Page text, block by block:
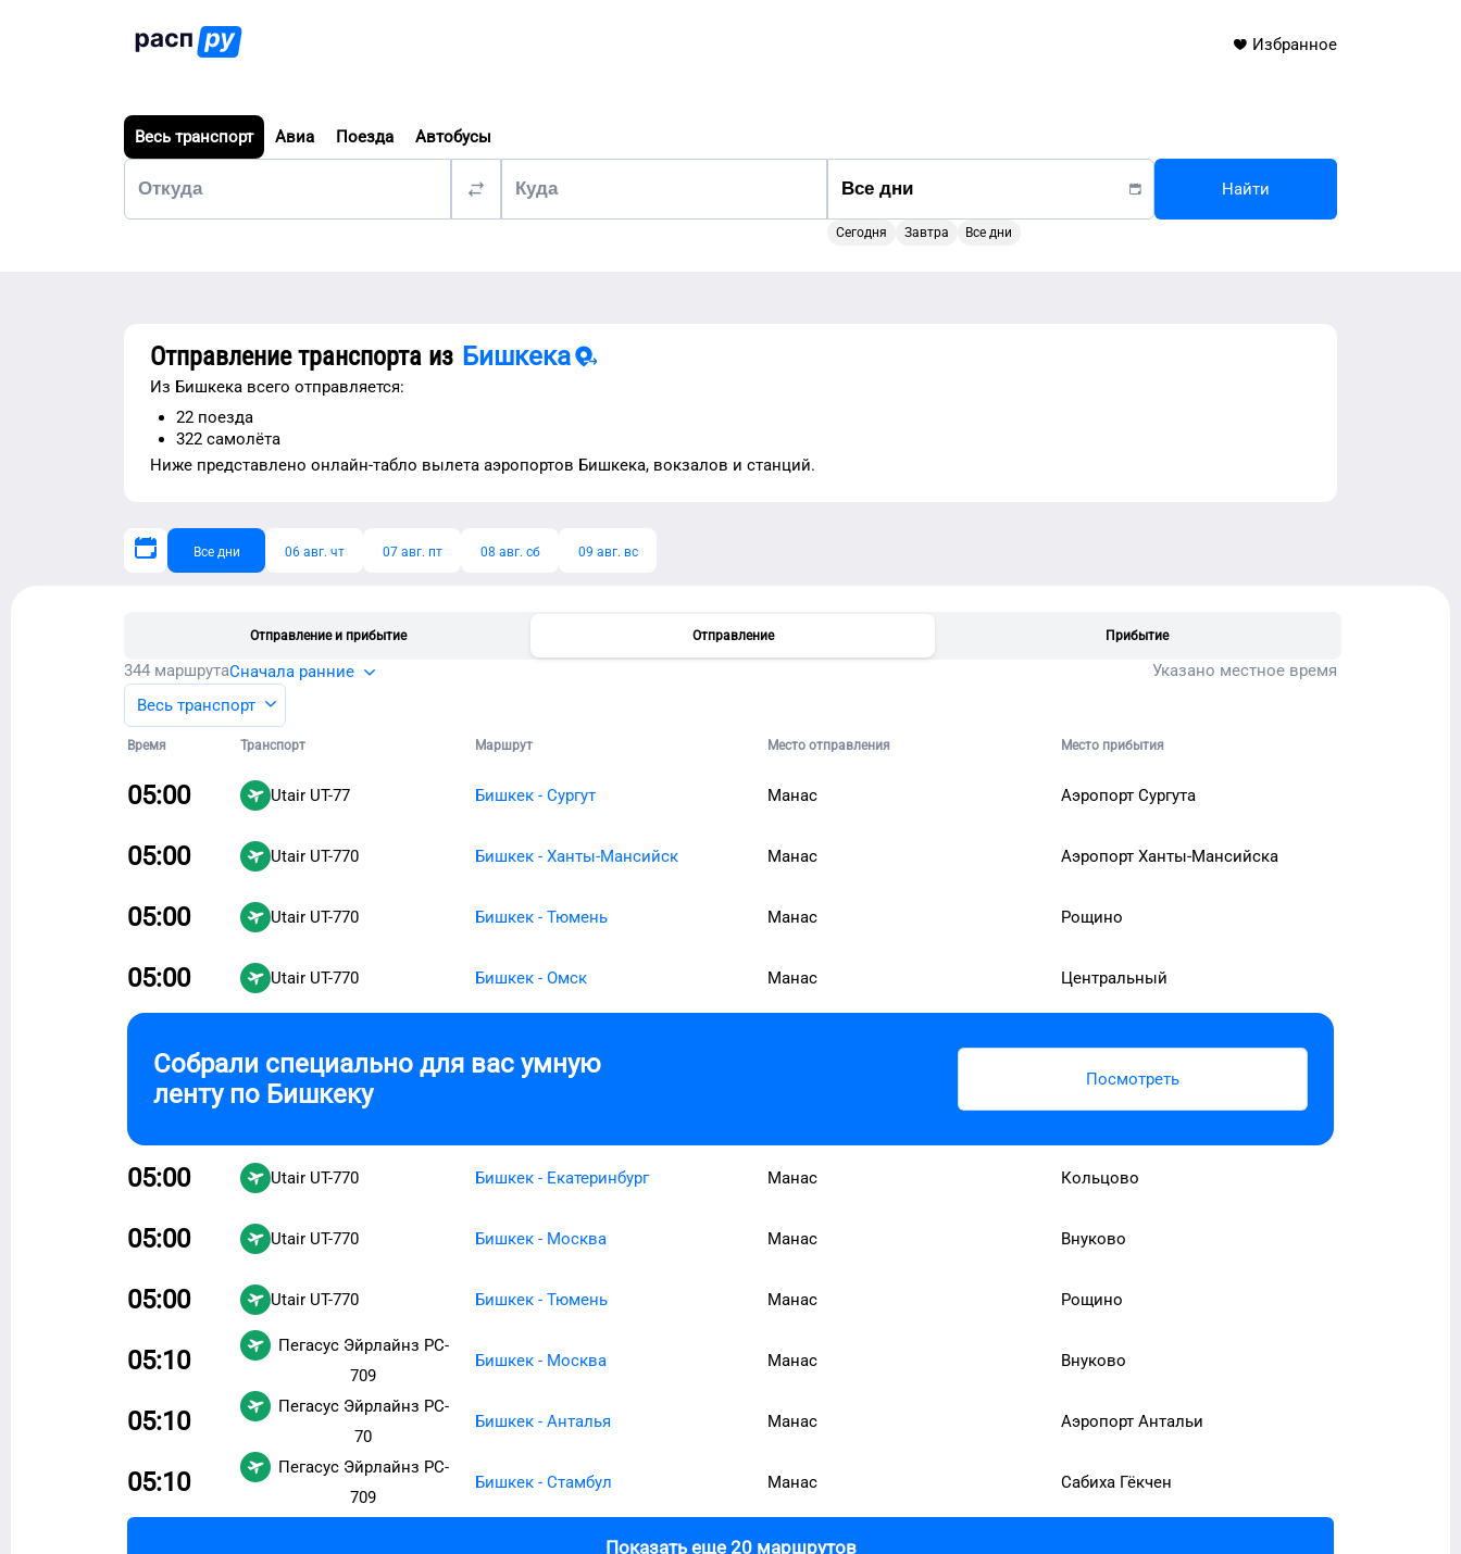
Избранное
Весь транспорт Авиа Поезда Автобусы
Сегодня Завтра Все дни
Найти
Отправление транспорта из Бишкека
Из Бишкека всего отправляется:
22 поезда
322 самолёта
Ниже представлено онлайн-табло вылета аэропортов Бишкека, вокзалов и станций.
Все дни 06 авг. чт 07 авг. пт 08 авг. сб 09 авг. вс
Отправление и прибытие Отправление Прибытие
344 маршрутаСначала ранние
Указано местное время
Весь транспорт
Время Транспорт Маршрут Место отправления Место прибытия
05:00 Utair UT-77 Бишкек - Сургут Манас Аэропорт Сургута
05:00 Utair UT-770 Бишкек - Ханты-Мансийск Манас Аэропорт Ханты-Мансийска
05:00 Utair UT-770 Бишкек - Тюмень Манас Рощино
05:00 Utair UT-770 Бишкек - Омск Манас Центральный
Собрали специально для вас умную
ленту по Бишкеку Посмотреть
05:00 Utair UT-770 Бишкек - Екатеринбург Манас Кольцово
05:00 Utair UT-770 Бишкек - Москва Манас Внуково
05:00 Utair UT-770 Бишкек - Тюмень Манас Рощино
05:10 Пегасус Эйрлайнз PC-
709
Бишкек - Москва Манас Внуково
05:10 Пегасус Эйрлайнз PC-
70
Бишкек - Анталья Манас Аэропорт Антальи
05:10 Пегасус Эйрлайнз PC-
709
Бишкек - Стамбул Манас Сабиха Гёкчен
Показать еще 20 маршрутов